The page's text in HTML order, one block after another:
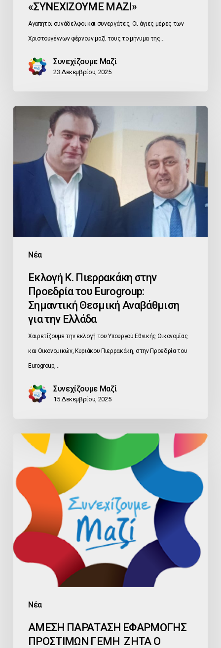
«ΣΥΝΕΧΙΖΟΥΜΕ ΜΑΖΙ»
Αγαπητοί συνάδελφοι και συνεργάτες, Οι άγιες μέρες των
Χριστουγέννων φέρνουν μαζί τους το μήνυμα της…
Συνεχίζουμε Μαζί
23 Δεκεμβρίου, 2025
Νέα
Πιερρακάκη
Προεδρία
Σημαντική
Ελλάδα
Εκλογή Κ. Πιερρακάκη στην
Προεδρία του Eurogroup:
Σημαντική Θεσμική Αναβάθμιση
για την Ελλάδα
Χαιρετίζουμε την εκλογή του Υπουργού Εθνικής Οικονομίας
και Οικονομικών, Κυριάκου Πιερρακάκη, στην Προεδρία του
Eurogroup,…
Συνεχίζουμε Μαζί
15 Δεκεμβρίου, 2025
Νέα
ΑΜΕΣΗ
ΠΑΡΑΤΑΣΗ
ΕΦΑΡΜΟΓΗΣ
ΠΡΟΣΤΙΜΩΝ
ΓΕΜΗ
ΖΗΤΑ
ΕΠΙΜΕΛΗΤΗΡΙΑΚΟΣ
ΣΥΝΔΥΑΣΜΟΣ
«ΣΥΝΕΧΙΖΟΥΜΕ
ΑΜΕΣΗ ΠΑΡΑΤΑΣΗ ΕΦΑΡΜΟΓΗΣ
ΠΡΟΣΤΙΜΩΝ ΓΕΜΗ ΖΗΤΑ Ο